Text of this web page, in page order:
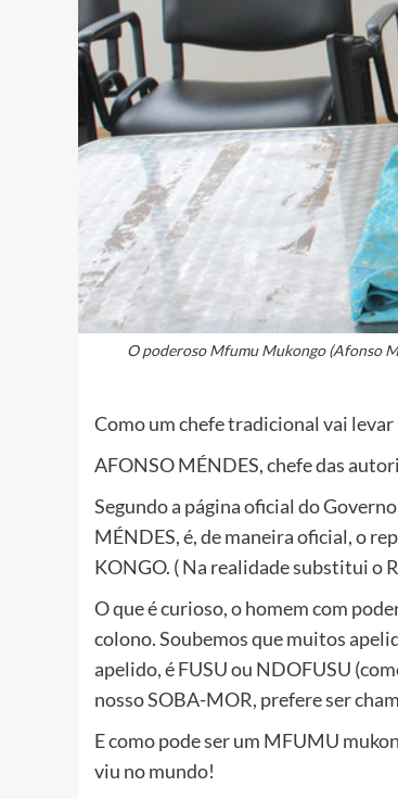
O poderoso Mfumu Mukongo (Afonso
Como um chefe tradicional vai
AFONSO MÉNDES, chefe das
Segundo a página oficial do
MÉNDES, é, de maneira oficial, o
KONGO. ( Na realidade substitui o
O que é curioso, o homem com
colono. Soubemos que muitos
apelido, é FUSU ou NDOFUSU
nosso SOBA-MOR, prefere ser
E como pode ser um MFUMU
viu no mundo!